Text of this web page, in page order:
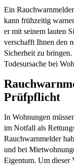
Ein
kann frühzeitig
er mit seinem lauten
verschafft Ihnen den
Sicherheit zu
Todesursache bei
Prüfpflicht
In Wohnungen
im Notfall als
Rauchwarnmelder
und bei
Eigentum. Um dieser